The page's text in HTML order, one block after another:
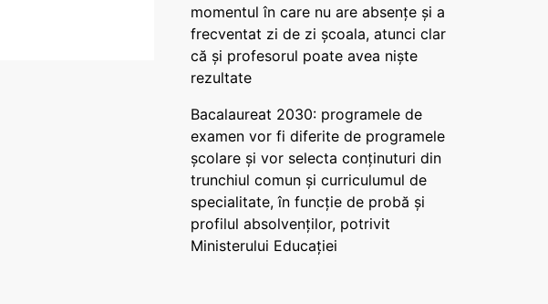
momentul în care nu are absențe și a
frecventat zi de zi școala, atunci clar
că și profesorul poate avea niște
rezultate
Bacalaureat 2030: programele de
examen vor fi diferite de programele
școlare și vor selecta conținuturi din
trunchiul comun și curriculumul de
specialitate, în funcție de probă și
profilul absolvenților, potrivit
Ministerului Educației